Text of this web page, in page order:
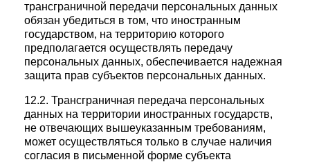
трансграничной передачи персональных данных
обязан убедиться в том, что иностранным
государством, на территорию которого
предполагается осуществлять передачу
персональных данных, обеспечивается надежная
защита прав субъектов персональных данных.
12.2. Трансграничная передача персональных
данных на территории иностранных государств,
не отвечающих вышеуказанным требованиям,
может осуществляться только в случае наличия
согласия в письменной форме субъекта